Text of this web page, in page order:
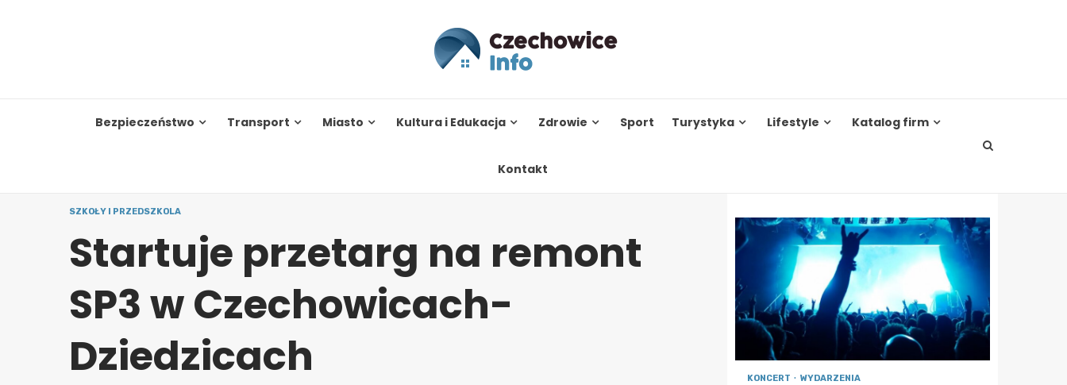
Bezpieczeństwo Transport Miasto Kultura i Edukacja Zdrowie Sport Turystyka Lifestyle Katalog firm
Kontakt
SZKOŁY I PRZEDSZKOLA
Startuje przetarg na remont
SP3 w Czechowicach-
Dziedzicach
KONCERT WYDARZENIA